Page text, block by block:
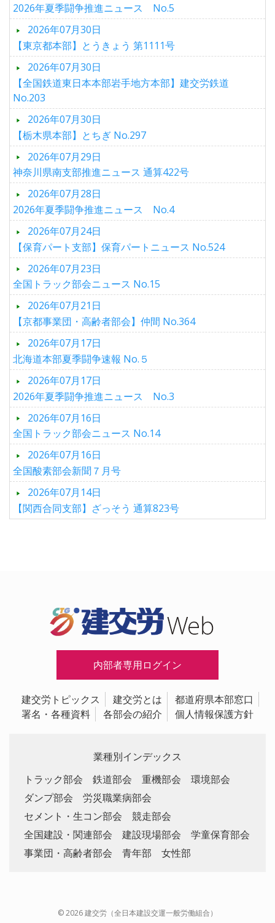
2026年夏季闘争推進ニュース No.5
2026年07月30日
【東京都本部】とうきょう 第1111号
2026年07月30日
【全国鉄道東日本本部岩手地方本部】建交労鉄道
No.203
2026年07月30日
【栃木県本部】とちぎ No.297
2026年07月29日
神奈川県南支部推進ニュース 通算422号
2026年07月28日
2026年夏季闘争推進ニュース No.4
2026年07月24日
【保育パート支部】保育パートニュース No.524
2026年07月23日
全国トラック部会ニュース No.15
2026年07月21日
【京都事業団・高齢者部会】仲間 No.364
2026年07月17日
北海道本部夏季闘争速報 No.５
2026年07月17日
2026年夏季闘争推進ニュース No.3
2026年07月16日
全国トラック部会ニュース No.14
2026年07月16日
全国酸素部会新聞７月号
2026年07月14日
【関西合同支部】ざっそう 通算823号
内部者専用ログイン
建交労トピックス 建交労とは
都道府県本部窓口
署名・各種資料
各部会の紹介 個人情報保護方針
業種別インデックス
トラック部会
鉄道部会 重機部会
環境部会
ダンプ部会
労災職業病部会
セメント・生コン部会
競走部会
全国建設・関連部会
建設現場部会
学童保育部会
事業団・高齢者部会
青年部 女性部
© 2026 建交労（全日本建設交運一般労働組合）